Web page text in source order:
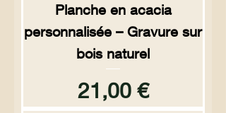
Planche en acacia
personnalisée – Gravure sur
bois naturel
Prix
21,00 €